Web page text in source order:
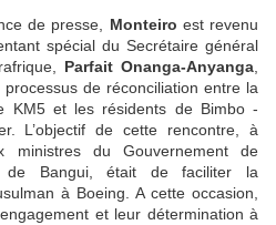
de presse, Monteiro est revenu
spécial du Secrétaire général
Parfait Onanga-Anyanga
de réconciliation entre la
KM5 et les résidents de Bimbo -
L’objectif de cette rencontre, à
ministres du Gouvernement de
de Bangui, était de faciliter la
à Boeing. A cette occasion,
et leur détermination à